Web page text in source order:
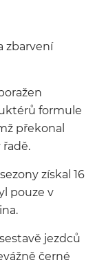
zbarvení
formule
překonal
získal 16
pouze v
jezdců
černé